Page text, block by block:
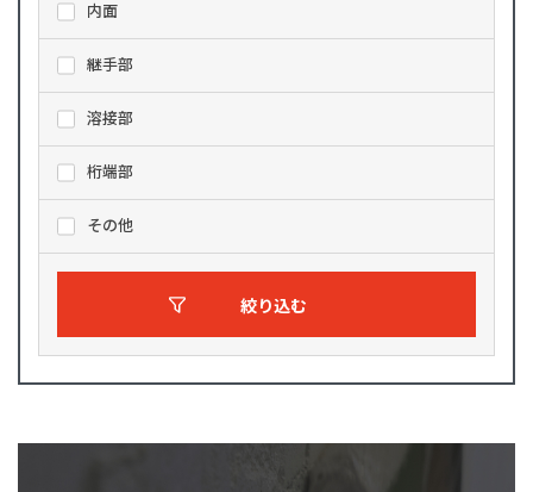
内面
継手部
溶接部
桁端部
その他
絞り込む